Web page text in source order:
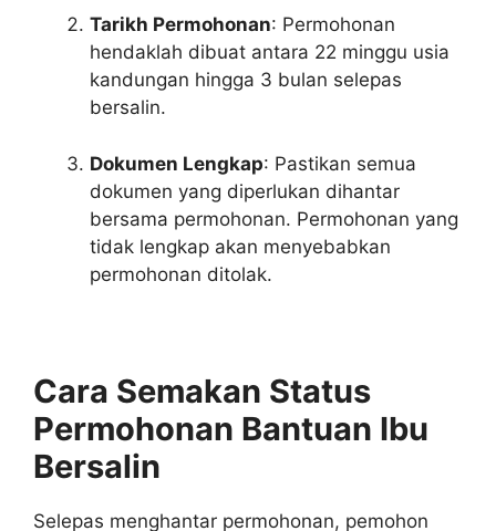
Tarikh Permohonan: Permohonan
hendaklah dibuat antara 22 minggu usia
kandungan hingga 3 bulan selepas
bersalin.
Dokumen Lengkap: Pastikan semua
dokumen yang diperlukan dihantar
bersama permohonan. Permohonan yang
tidak lengkap akan menyebabkan
permohonan ditolak.
Cara Semakan Status
Permohonan Bantuan Ibu
Bersalin
Selepas menghantar permohonan, pemohon